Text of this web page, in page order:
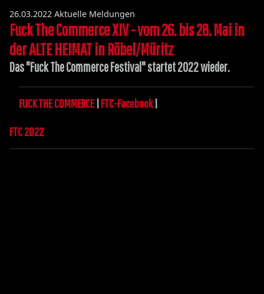
26.03.2022 Aktuelle Meldungen
Fuck The Commerce XIV - vom 26. bis 28. Mai in
der ALTE HEIMAT in Röbel/Müritz
Das "Fuck The Commerce Festival" startet 2022 wieder.
FUCK THE COMMERCE | FTC-Facebook|
FTC 2022